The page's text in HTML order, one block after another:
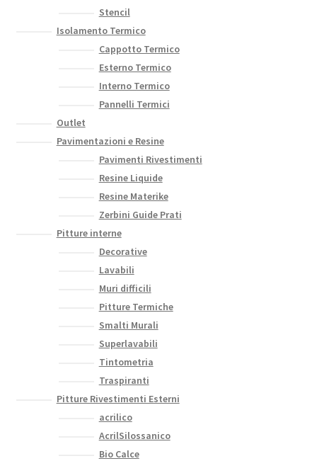
Stencil
Isolamento Termico
Cappotto Termico
Esterno Termico
Interno Termico
Pannelli Termici
Outlet
Pavimentazioni e Resine
Pavimenti Rivestimenti
Resine Liquide
Resine Materike
Zerbini Guide Prati
Pitture interne
Decorative
Lavabili
Muri difficili
Pitture Termiche
Smalti Murali
Superlavabili
Tintometria
Traspiranti
Pitture Rivestimenti Esterni
acrilico
AcrilSilossanico
Bio Calce